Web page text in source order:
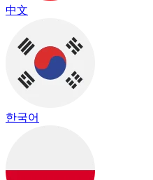
中文
한국어